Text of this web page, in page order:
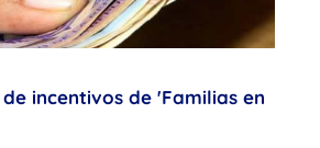
incentivos de 'Familias en